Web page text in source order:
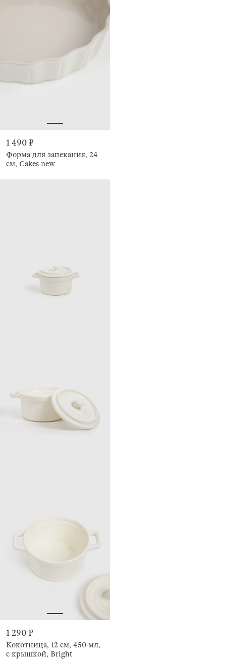
1 490 ₽
Форма для запекания, 24
см, Cakes new
1 290 ₽
Кокотница, 12 см, 450 мл,
с крышкой, Bright